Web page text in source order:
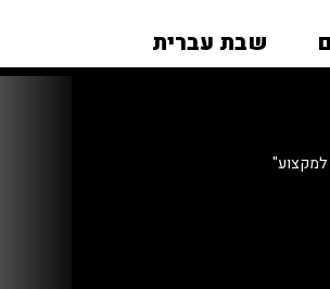
שבת עברית